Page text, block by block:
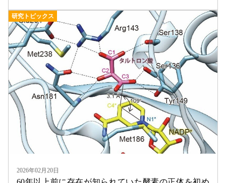
研究トピックス
2026年02月20日